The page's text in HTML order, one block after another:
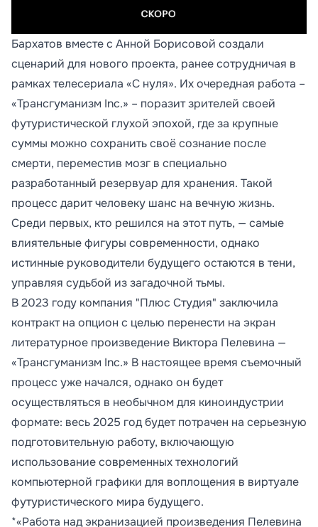
Бархатов вместе с Анной Борисовой создали
сценарий для нового проекта, ранее сотрудничая в
рамках телесериала «С нуля». Их очередная работа –
«Трансгуманизм Inc.» – поразит зрителей своей
футуристической глухой эпохой, где за крупные
суммы можно сохранить своё сознание после
смерти, переместив мозг в специально
разработанный резервуар для хранения. Такой
процесс дарит человеку шанс на вечную жизнь.
Среди первых, кто решился на этот путь, — самые
влиятельные фигуры современности, однако
истинные руководители будущего остаются в тени,
управляя судьбой из загадочной тьмы.
В 2023 году компания "Плюс Студия" заключила
контракт на опцион с целью перенести на экран
литературное произведение Виктора Пелевина —
«Трансгуманизм Inc.» В настоящее время съемочный
процесс уже начался, однако он будет
осуществляться в необычном для киноиндустрии
формате: весь 2025 год будет потрачен на серьезную
подготовительную работу, включающую
использование современных технологий
компьютерной графики для воплощения в виртуале
футуристического мира будущего.
*«Работа над экранизацией произведения Пелевина